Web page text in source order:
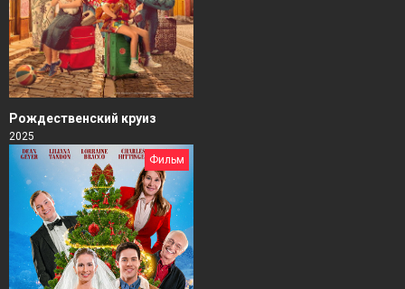
Рождественский круиз
2025
Фильм